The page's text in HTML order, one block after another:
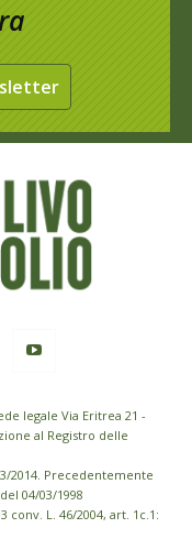
legale Via Eritrea 21 -
al Registro delle
2014. Precedentemente
04/03/1998
conv. L. 46/2004, art. 1c.1: